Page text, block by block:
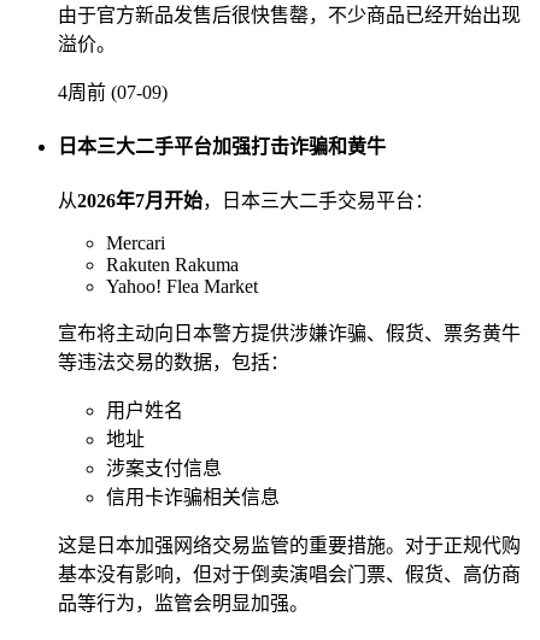
由于官方新品发售后很快售罄，不少商品已经开始出现
溢价。
4周前 (07-09)
日本三大二手平台加强打击诈骗和黄牛
从2026年7月开始，日本三大二手交易平台：
Mercari
Rakuten Rakuma
Yahoo! Flea Market
宣布将主动向日本警方提供涉嫌诈骗、假货、票务黄牛
等违法交易的数据，包括：
用户姓名
地址
涉案支付信息
信用卡诈骗相关信息
这是日本加强网络交易监管的重要措施。对于正规代购
基本没有影响，但对于倒卖演唱会门票、假货、高仿商
品等行为，监管会明显加强。